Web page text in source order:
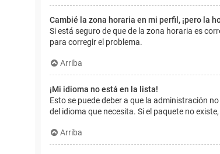
Cambié la zona horaria en mi perfil, ¡pero la
Si está seguro de que de la zona horaria es
para corregir el problema.
Arriba
¡Mi idioma no está en la lista!
Esto se puede deber a que la administración
del idioma que necesita. Si el paquete no
Arriba